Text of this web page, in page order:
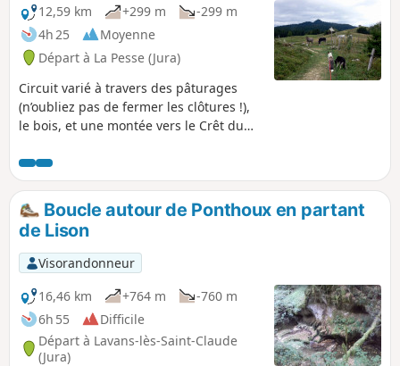
12,59 km
+299 m
-299 m
4h 25
Moyenne
Départ à La Pesse (Jura)
Circuit varié à travers des pâturages
(n’oubliez pas de fermer les clôtures !),
le bois, et une montée vers le Crêt du
Boucle autour de Ponthoux en partant
de Lison
Visorandonneur
16,46 km
+764 m
-760 m
6h 55
Difficile
Départ à Lavans-lès-Saint-Claude
(Jura)